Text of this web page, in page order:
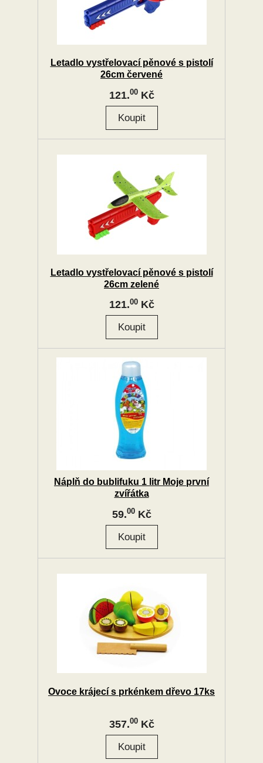
Letadlo vystřelovací pěnové s pistolí
26cm červené
121.00Kč
Letadlo vystřelovací pěnové s pistolí
26cm zelené
121.00Kč
Náplň do bublifuku 1 litr Moje první
zvířátka
59.00Kč
Ovoce krájecí s prkénkem dřevo 17ks
357.00Kč